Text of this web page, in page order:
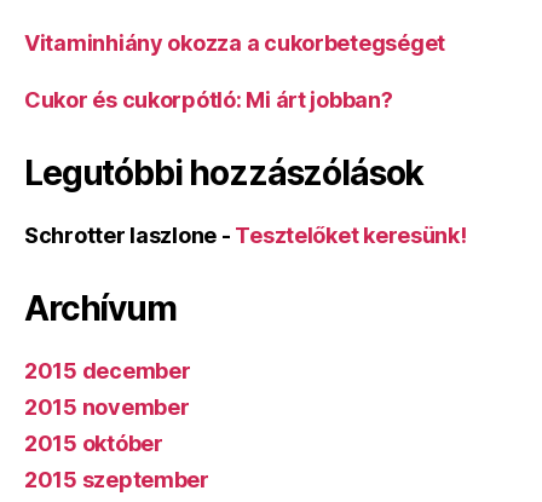
Vitaminhiány okozza a cukorbetegséget
Cukor és cukorpótló: Mi árt jobban?
Legutóbbi hozzászólások
Schrotter laszlone - Tesztelőket keresünk!
Archívum
2015 december
2015 november
2015 október
2015 szeptember